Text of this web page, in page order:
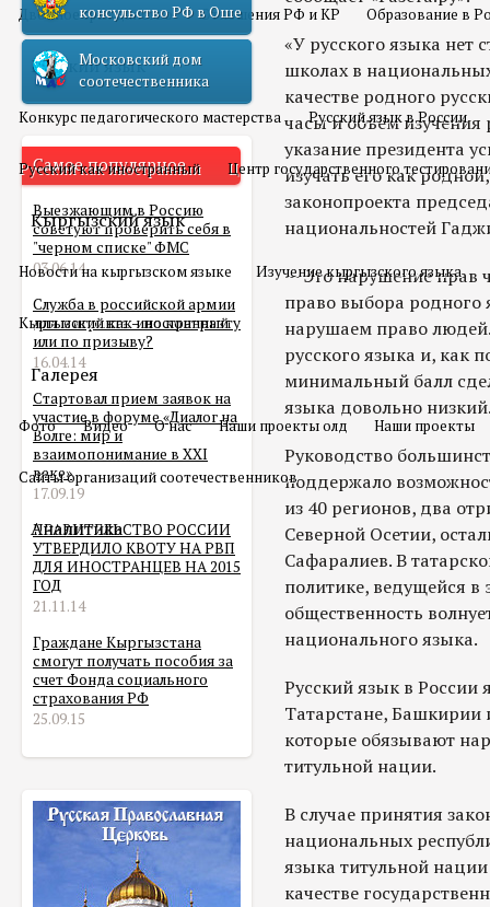
Двойное гражданство Отношения РФ и КР Образование в
Русский язык
Конкурс педагогического мастерства Русский язык в России
Русский как иностранный Центр государственного
Кыргызский язык
Новости на кыргызском языке Изучение кыргызского языка
Кыргызский как иностранный
Галерея
Фото Видео О нас Наши проекты олд Наши проекты
Сайты организаций соотечественников
Аналитика
консульство РФ в Оше
Московский дом
соотечественника
Самое популярное
Выезжающим в Россию
советуют проверить себя в
"черном списке" ФМС
03.06.14
Служба в российской армии
для мигранта – по контракту
или по призыву?
16.04.14
Стартовал прием заявок на
участие в форуме «Диалог на
Волге: мир и
взаимопонимание в XXI
веке»
17.09.19
ПРАВИТЕЛЬСТВО РОССИИ
УТВЕРДИЛО КВОТУ НА РВП
ДЛЯ ИНОСТРАНЦЕВ НА 2015
ГОД
21.11.14
Граждане Кыргызстана
смогут получать пособия за
счет Фонда социального
страхования РФ
25.09.15
«У русского языка нет
школах в
качестве родного
часы и объём изучения
указание президента
изучать его как
законопроекта
национальностей
— Это нарушение прав
право выбора родного
нарушаем право
русского языка и, как
минимальный балл
языка довольно
Руководство
поддержало
из 40 регионов, два
Северной Осетии,
Сафаралиев. В
политике, ведущейся в
общественность
национального языка.
Русский язык в России
Татарстане, Башкирии
которые обязывают
титульной нации.
В случае принятия
национальных
языка титульной нации
качестве